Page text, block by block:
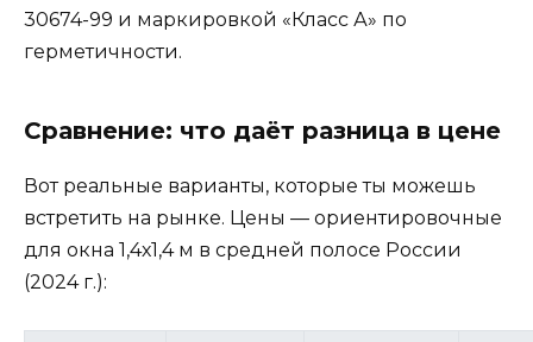
30674-99 и маркировкой «Класс А» по
герметичности.
Сравнение: что даёт разница в цене
Вот реальные варианты, которые ты можешь
встретить на рынке. Цены — ориентировочные
для окна 1,4х1,4 м в средней полосе России
(2024 г.):